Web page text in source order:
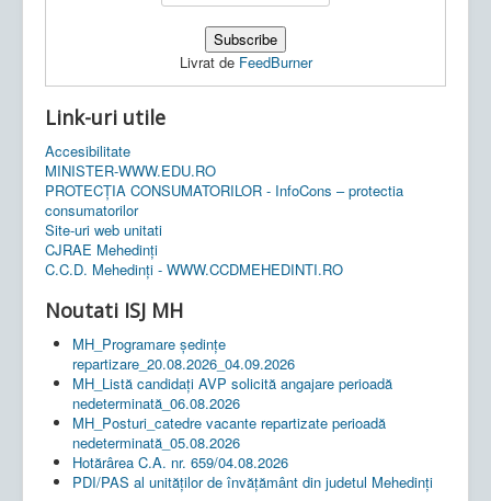
Livrat de FeedBurner
Link-uri utile
Accesibilitate
MINISTER-WWW.EDU.RO
PROTECȚIA CONSUMATORILOR - InfoCons – protectia
consumatorilor
Site-uri web unitati
CJRAE Mehedinți
C.C.D. Mehedinţi - WWW.CCDMEHEDINTI.RO
Noutati ISJ MH
MH_Programare ședințe
repartizare_20.08.2026_04.09.2026
MH_Listă candidați AVP solicită angajare perioadă
nedeterminată_06.08.2026
MH_Posturi_catedre vacante repartizate perioadă
nedeterminată_05.08.2026
Hotărârea C.A. nr. 659/04.08.2026
PDI/PAS al unităților de învățământ din judetul Mehedinți